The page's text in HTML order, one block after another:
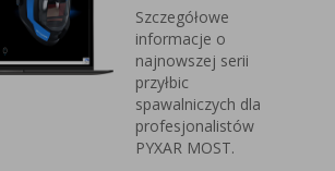
Szczegółowe
informacje o
najnowszej serii
przyłbic
spawalniczych dla
profesjonalistów
PYXAR MOST.